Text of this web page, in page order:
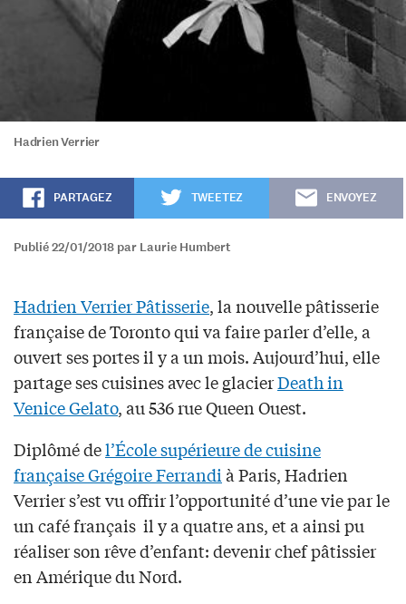
Hadrien Verrier
PARTAGEZ TWEETEZ ENVOYEZ
Publié 22/01/2018 par Laurie Humbert
Hadrien Verrier Pâtisserie, la nouvelle pâtisserie
française de Toronto qui va faire parler d’elle, a
ouvert ses portes il y a un mois. Aujourd’hui, elle
partage ses cuisines avec le glacierDeath in
Venice Gelato, au 536 rue Queen Ouest.
Diplômé del’École supérieure de cuisine
française Grégoire Ferrandià Paris, Hadrien
Verrier s’est vu offrir l’opportunité d’une vie par le
un café français il y a quatre ans, et a ainsi pu
réaliser son rêve d’enfant: devenir chef pâtissier
en Amérique du Nord.